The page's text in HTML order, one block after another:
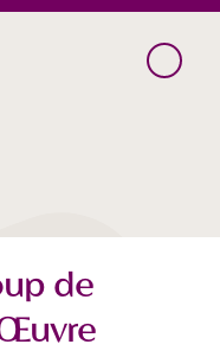
de